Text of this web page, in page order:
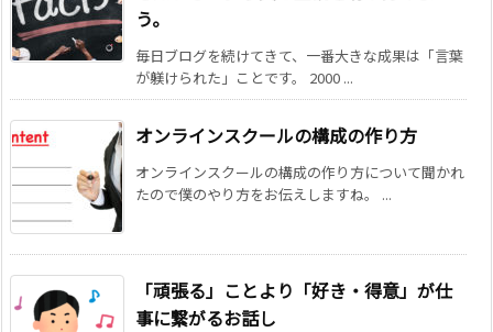
う。
毎日ブログを続けてきて、一番大きな成果は「言葉
が躾けられた」ことです。 2000 ...
オンラインスクールの構成の作り方
オンラインスクールの構成の作り方について聞かれ
たので僕のやり方をお伝えしますね。 ...
「頑張る」ことより「好き・得意」が仕
事に繋がるお話し